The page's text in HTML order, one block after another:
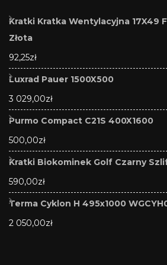
Kratki Kratka Wentylacyjna 17X49
Złota
92,25zł
Luxrad Pauer 1500X500
3 029,00zł
Purmo Compact C21S 400X1600
500,00zł
Kratki Biokominek Golf Czarny
590,00zł
Terma Cyklon H 495x1000
2 050,00zł